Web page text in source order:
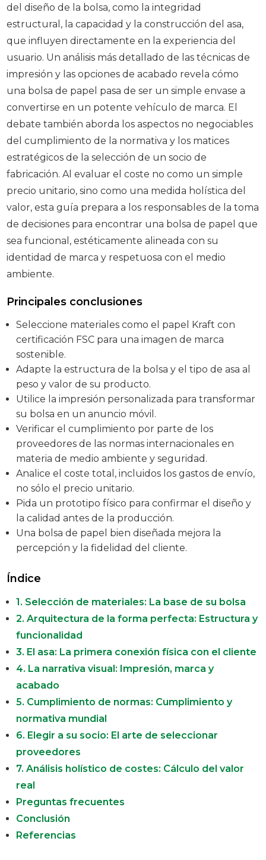
del diseño de la bolsa, como la integridad
estructural, la capacidad y la construcción del asa,
que influyen directamente en la experiencia del
usuario. Un análisis más detallado de las técnicas de
impresión y las opciones de acabado revela cómo
una bolsa de papel pasa de ser un simple envase a
convertirse en un potente vehículo de marca. El
debate también aborda los aspectos no negociables
del cumplimiento de la normativa y los matices
estratégicos de la selección de un socio de
fabricación. Al evaluar el coste no como un simple
precio unitario, sino como una medida holística del
valor, esta guía prepara a los responsables de la toma
de decisiones para encontrar una bolsa de papel que
sea funcional, estéticamente alineada con su
identidad de marca y respetuosa con el medio
ambiente.
Principales conclusiones
Seleccione materiales como el papel Kraft con
certificación FSC para una imagen de marca
sostenible.
Adapte la estructura de la bolsa y el tipo de asa al
peso y valor de su producto.
Utilice la impresión personalizada para transformar
su bolsa en un anuncio móvil.
Verificar el cumplimiento por parte de los
proveedores de las normas internacionales en
materia de medio ambiente y seguridad.
Analice el coste total, incluidos los gastos de envío,
no sólo el precio unitario.
Pida un prototipo físico para confirmar el diseño y
la calidad antes de la producción.
Una bolsa de papel bien diseñada mejora la
percepción y la fidelidad del cliente.
Índice
1. Selección de materiales: La base de su bolsa
2. Arquitectura de la forma perfecta: Estructura y
funcionalidad
3. El asa: La primera conexión física con el cliente
4. La narrativa visual: Impresión, marca y
acabado
5. Cumplimiento de normas: Cumplimiento y
normativa mundial
6. Elegir a su socio: El arte de seleccionar
proveedores
7. Análisis holístico de costes: Cálculo del valor
real
Preguntas frecuentes
Conclusión
Referencias